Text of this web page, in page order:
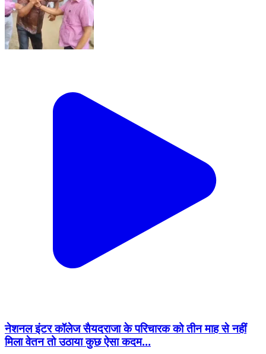
नेशनल इंटर कॉलेज सैयदराजा के परिचारक को तीन माह से नहीं
मिला वेतन तो उठाया कुछ ऐसा कदम...